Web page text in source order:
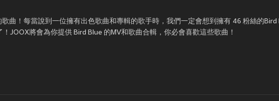
歌曲！每當說到一位擁有出色歌曲和專輯的歌手時，我們一定會想到擁有 46 粉絲的
JOOX將會為你提供 Bird Blue 的MV和歌曲合輯，你必會喜歡這些歌曲！